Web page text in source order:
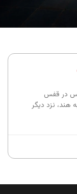
در قفس
هند، نزد دیگر